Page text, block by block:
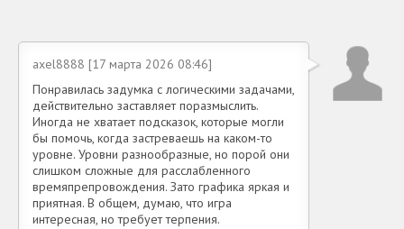
axel8888 [17 марта 2026 08:46]
Понравилась задумка с логическими задачами,
действительно заставляет поразмыслить.
Иногда не хватает подсказок, которые могли
бы помочь, когда застреваешь на каком-то
уровне. Уровни разнообразные, но порой они
слишком сложные для расслабленного
времяпрепровождения. Зато графика яркая и
приятная. В общем, думаю, что игра
интересная, но требует терпения.